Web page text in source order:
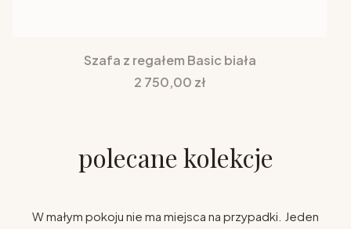
Szafa z regałem Basic biała
Cena
2 750,00 zł
polecane kolekcje
W małym pokoju nie ma miejsca na przypadki. Jeden